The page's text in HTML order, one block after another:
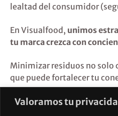
Valoramos tu
lealtad del consumidor
En Visualfood, unimos
tu marca crezca con
Minimizar residuos no solo
que puede fortalecer tu
¿Cuál es tu mayor reto en